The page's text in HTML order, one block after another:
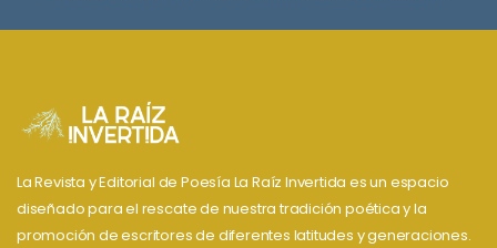
La Revista y Editorial de Poesía La Raíz Invertida es un espacio
diseñado para el rescate de nuestra tradición poética y la
promoción de escritores de diferentes latitudes y generaciones.